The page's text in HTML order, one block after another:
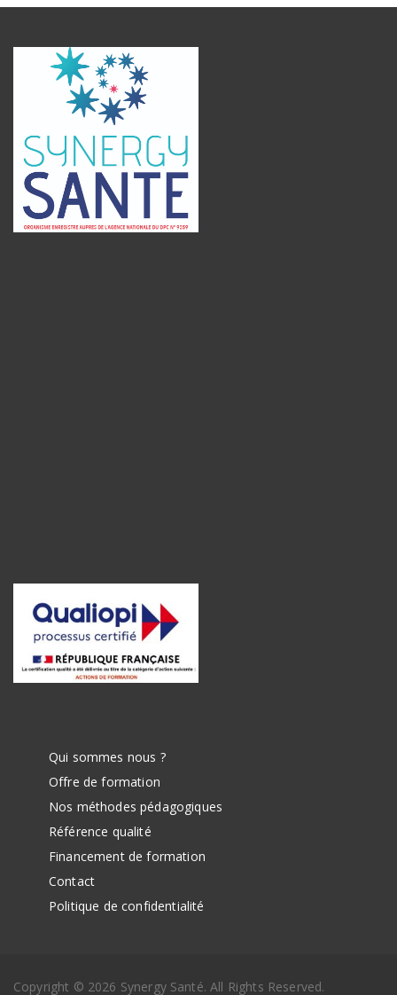
Qui sommes nous ?
Offre de formation
Nos méthodes pédagogiques
Référence qualité
Financement de formation
Contact
Politique de confidentialité
Copyright © 2026 Synergy Santé. All Rights Reserved.